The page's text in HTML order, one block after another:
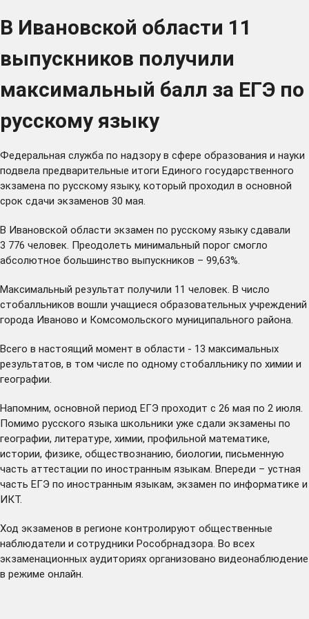
В Ивановской области 11
выпускников получили
максимальный балл за ЕГЭ по
русскому языку
Федеральная служба по надзору в сфере образования и науки
подвела предварительные итоги Единого государственного
экзамена по русскому языку, который проходил в основной
срок сдачи экзаменов 30 мая.
В Ивановской области экзамен по русскому языку сдавали
3 776 человек. Преодолеть минимальный порог смогло
абсолютное большинство выпускников – 99,63%.
Максимальный результат получили 11 человек. В число
стобалльников вошли учащиеся образовательных учреждений
города Иваново и Комсомольского муниципального района.
Всего в настоящий момент в области - 13 максимальных
результатов, в том числе по одному стобалльнику по химии и
географии.
Напомним, основной период ЕГЭ проходит с 26 мая по 2 июля.
Помимо русского языка школьники уже сдали экзамены по
географии, литературе, химии, профильной математике,
истории, физике, обществознанию, биологии, письменную
часть аттестации по иностранным языкам. Впереди – устная
часть ЕГЭ по иностранным языкам, экзамен по информатике и
ИКТ.
Ход экзаменов в регионе контролируют общественные
наблюдатели и сотрудники Рособрнадзора. Во всех
экзаменационных аудиториях организовано видеонаблюдение
в режиме онлайн.